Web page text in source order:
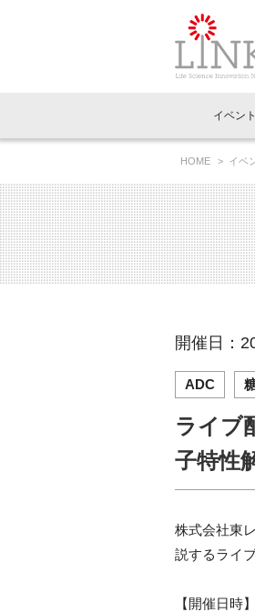
イベントお
イベント
イベント一覧
LINK-J主催・
LINK-J協賛・
Out of Box相
インタビュー
スペシャルイ
連載コラム
ニュース一覧
トピック
メディア情報
協賛・協力
理事長挨拶
国内外連携
組織概要
特別会員一覧
専用メニュー
ラウンジ・会
アクセス
HOME イベ
開催日：
ADC
ライブ
子特性
株式会社東
説するライ
【開催日時